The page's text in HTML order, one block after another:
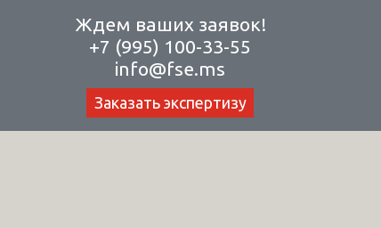
Ждем ваших заявок!
+7 (995) 100-33-55
info@fse.ms
Заказать экспертизу